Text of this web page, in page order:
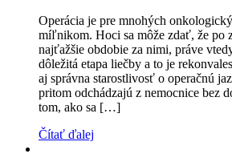
Operácia je pre mnohých
míľnikom. Hoci sa môže zdať, že po
najťažšie obdobie za nimi, práve
dôležitá etapa liečby a to je
aj správna starostlivosť o operačnú
pritom odchádzajú z nemocnice bez
tom, ako sa […]
Čítať ďalej